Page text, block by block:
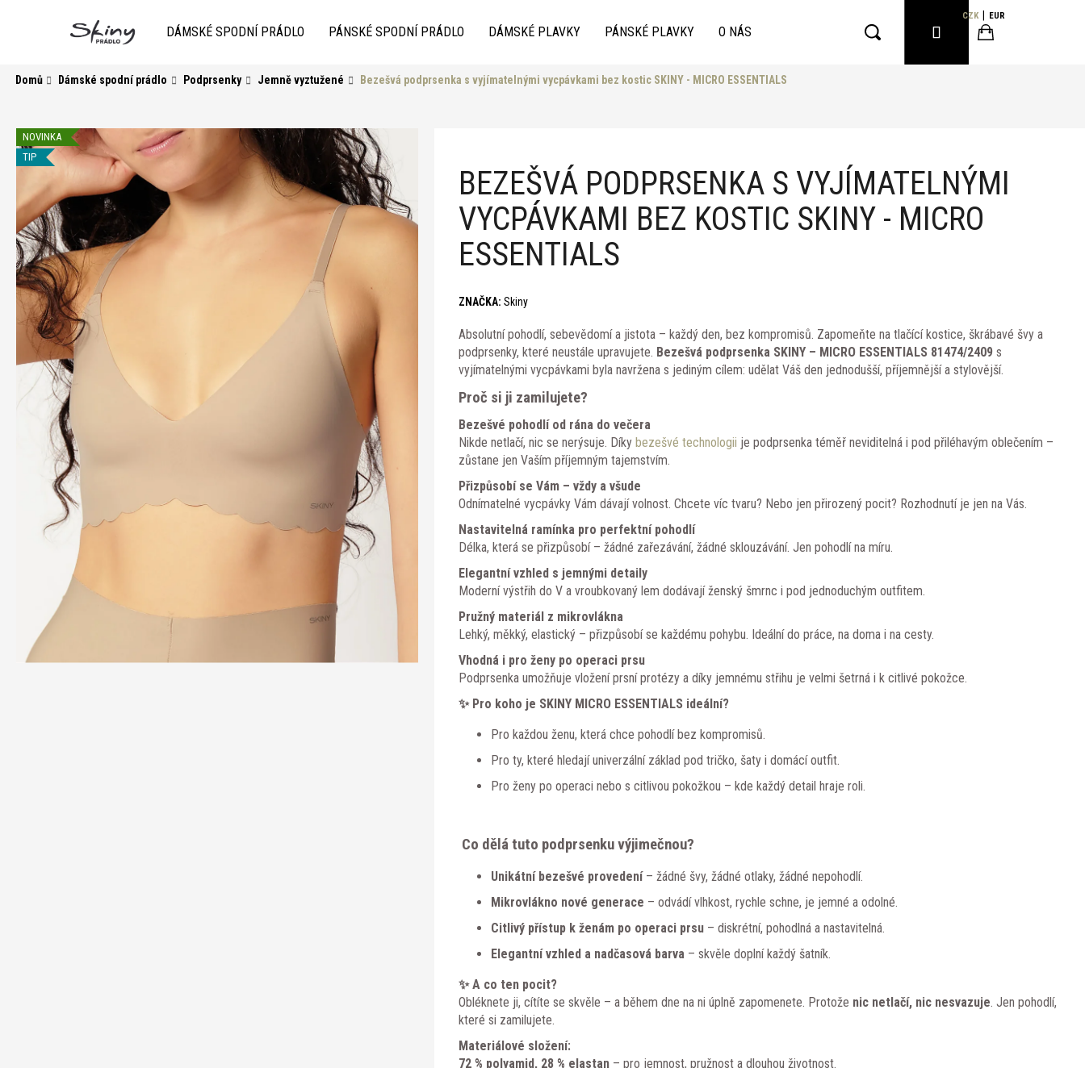
DÁMSKÉ SPODNÍ PRÁDLO PÁNSKÉ SPODNÍ PRÁDLO DÁMSKÉ PLAVKY PÁNSKÉ PLAVKY O NÁS
CZK EUR
PŘIHLÁŠENÍ
Domů Dámské spodní prádlo Podprsenky Jemně vyztužené Bezešvá podprsenka s vyjímatelnými vycpávkami bez kostic SKINY - MICRO ESSENTIALS
BEZEŠVÁ PODPRSENKA S VYJÍMATELNÝMI
VYCPÁVKAMI BEZ KOSTIC SKINY - MICRO
ESSENTIALS
ZNAČKA: Skiny
Absolutní pohodlí, sebevědomí a jistota – každý den, bez kompromisů. Zapomeňte na tlačící kostice, škrábavé švy a
podprsenky, které neustále upravujete. Bezešvá podprsenka SKINY – MICRO ESSENTIALS 81474/2409s
vyjímatelnými vycpávkami byla navržena s jediným cílem: udělat Váš den jednodušší, příjemnější a stylovější.
Proč si ji zamilujete?
Bezešvé pohodlí od rána do večera
Nikde netlačí, nic se nerýsuje. Díky bezešvé technologii je podprsenka téměř neviditelná i pod přiléhavým oblečením –
zůstane jen Vaším příjemným tajemstvím.
Přizpůsobí se Vám – vždy a všude
Odnímatelné vycpávky Vám dávají volnost. Chcete víc tvaru? Nebo jen přirozený pocit? Rozhodnutí je jen na Vás.
Nastavitelná ramínka pro perfektní pohodlí
Délka, která se přizpůsobí – žádné zařezávání, žádné sklouzávání. Jen pohodlí na míru.
Elegantní vzhled s jemnými detaily
Moderní výstřih do V a vroubkovaný lem dodávají ženský šmrnc i pod jednoduchým outfitem.
Pružný materiál z mikrovlákna
Lehký, měkký, elastický – přizpůsobí se každému pohybu. Ideální do práce, na doma i na cesty.
Vhodná i pro ženy po operaci prsu
Podprsenka umožňuje vložení prsní protézy a díky jemnému střihu je velmi šetrná i k citlivé pokožce.
✨ Pro koho je SKINY MICRO ESSENTIALS ideální?
Pro každou ženu, která chce pohodlí bez kompromisů.
Pro ty, které hledají univerzální základ pod tričko, šaty i domácí outfit.
Pro ženy po operaci nebo s citlivou pokožkou – kde každý detail hraje roli.
Co dělá tuto podprsenku výjimečnou?
Unikátní bezešvé provedení– žádné švy, žádné otlaky, žádné nepohodlí.
Mikrovlákno nové generace – odvádí vlhkost, rychle schne, je jemné a odolné.
Citlivý přístup k ženám po operaci prsu– diskrétní, pohodlná a nastavitelná.
Elegantní vzhled a nadčasová barva – skvěle doplní každý šatník.
✨ A co ten pocit?
Obléknete ji, cítíte se skvěle – a během dne na ni úplně zapomenete. Protože nic netlačí, nic nesvazuje . Jen pohodlí,
které si zamilujete.
Materiálové složení:
72 % polyamid, 28 % elastan– pro jemnost, pružnost a dlouhou životnost.
NOVINKA
TIP
Zpět
obchodu
Zpětdo
HLEDAT
Doporučujeme